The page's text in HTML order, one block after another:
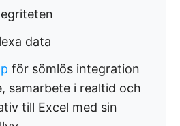
data
för sömlös integration
samarbete i realtid och
till Excel med sin